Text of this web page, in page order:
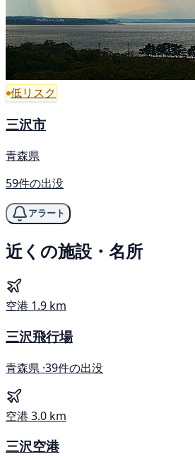
低リスク
三沢市
青森県
59件の出没
アラート
近くの施設・名所
空港 1.9 km
三沢飛行場
青森県 ·39件の出没
空港 3.0 km
三沢空港